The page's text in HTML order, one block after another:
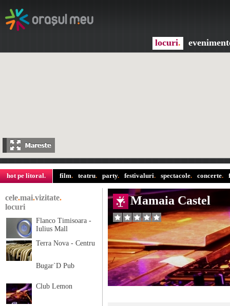
locuri.
hot pe litoral. film. teatru. party. festivaluri. spectacole. concerte.
Mamaia Castel
cele.mai.vizitate.
locuri
Flanco Timisoara -
Iulius Mall
Terra Nova - Centru
Bugar`D Pub
Club Lemon